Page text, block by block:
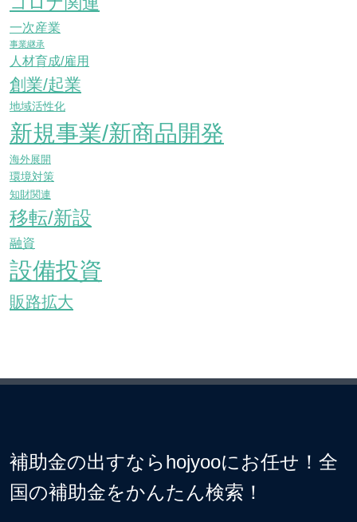
一次産業
事業継承
人材育成/雇用
創業/起業
地域活性化
新規事業/新商品開発
海外展開
環境対策
知財関連
移転/新設
融資
設備投資
販路拡大
補助金の出すならhojyooにお任せ！全
国の補助金をかんたん検索！